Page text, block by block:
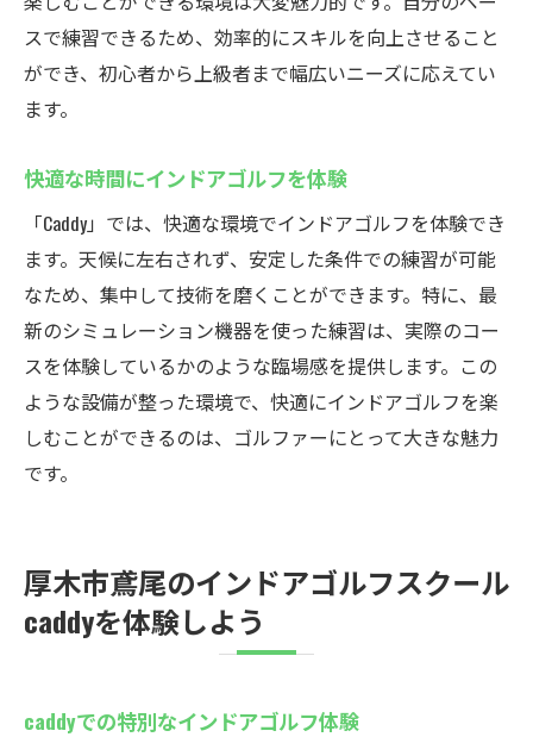
スで練習できるため、効率的にスキルを向上させること
ができ、初心者から上級者まで幅広いニーズに応えてい
ます。
快適な時間にインドアゴルフを体験
「Caddy」では、快適な環境でインドアゴルフを体験でき
ます。天候に左右されず、安定した条件での練習が可能
なため、集中して技術を磨くことができます。特に、最
新のシミュレーション機器を使った練習は、実際のコー
スを体験しているかのような臨場感を提供します。この
ような設備が整った環境で、快適にインドアゴルフを楽
しむことができるのは、ゴルファーにとって大きな魅力
です。
厚木市鳶尾のインドアゴルフスクール
caddyを体験しよう
caddyでの特別なインドアゴルフ体験